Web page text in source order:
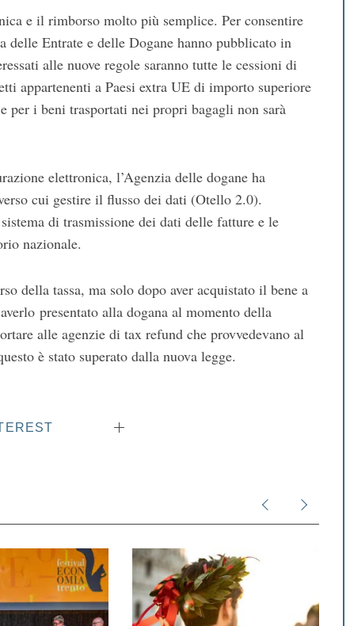
e il rimborso molto più semplice. Per consentire
delle Entrate e delle Dogane hanno pubblicato in
alle nuove regole saranno tutte le cessioni di
appartenenti a Paesi extra UE di importo superiore
per i beni trasportati nei propri bagagli non sarà
elettronica, l’Agenzia delle dogane ha
cui gestire il flusso dei dati (Otello 2.0).
di trasmissione dei dati delle fatture e le
nazionale.
della tassa, ma solo dopo aver acquistato il bene a
presentato alla dogana al momento della
alle agenzie di tax refund che provvedevano al
è stato superato dalla nuova legge.